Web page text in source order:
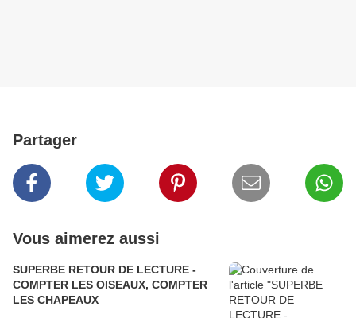
Partager
Vous aimerez aussi
SUPERBE RETOUR DE LECTURE -
COMPTER LES OISEAUX, COMPTER
LES CHAPEAUX